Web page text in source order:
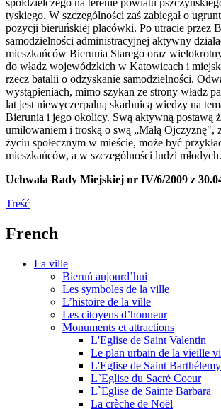
tyskiego. W szczególności zaś zabiegał o
pozycji bieruńskiej placówki. Po utracie przez
samodzielności administracyjnej aktywny
mieszkańców Bierunia Starego oraz
do władz wojewódzkich w Katowicach i
rzecz batalii o odzyskanie samodzielności.
wystąpieniach, mimo szykan ze strony władz
lat jest niewyczerpalną skarbnicą wiedzy na
Bierunia i jego okolicy. Swą aktywną postawą
umiłowaniem i troską o swą „Małą Ojczyznę",
życiu społecznym w mieście, może być
mieszkańców, a w szczególności ludzi młodych.
Uchwała Rady Miejskiej nr IV/6/2009 z
Treść
French
La ville
Bieruń aujourd’hui
Les symboles de la ville
L’histoire de la ville
Les citoyens d’honneur
Monuments et attractions
L'Eglise de Saint Valentin
Le plan urbain de la vieille
L'Eglise de Saint Barthélemy
L`Eglise du Sacré Coeur
L`Eglise de Sainte Barbara
La crèche de Noël